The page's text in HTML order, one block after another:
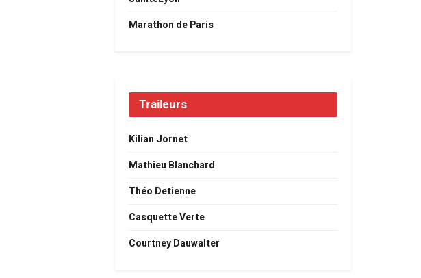
Marathon de Paris
Traileurs
Kilian Jornet
Mathieu Blanchard
Théo Detienne
Casquette Verte
Courtney Dauwalter